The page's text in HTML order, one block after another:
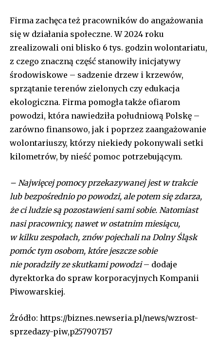
Firma zachęca też pracowników do angażowania
się w działania społeczne. W 2024 roku
zrealizowali oni blisko 6 tys. godzin wolontariatu,
z czego znaczną część stanowiły inicjatywy
środowiskowe – sadzenie drzew i krzewów,
sprzątanie terenów zielonych czy edukacja
ekologiczna. Firma pomogła także ofiarom
powodzi, która nawiedziła południową Polskę –
zarówno finansowo, jak i poprzez zaangażowanie
wolontariuszy, którzy niekiedy pokonywali setki
kilometrów, by nieść pomoc potrzebującym.
– Najwięcej pomocy przekazywanej jest w trakcie
lub bezpośrednio po powodzi, ale potem sięzdarza,
że ci ludzie są pozostawieni sami sobie. Natomiast
nasi pracownicy, nawet w ostatnim miesiącu,
w kilku zespołach, znów pojechali na Dolny Śląsk
pomóc tym osobom, które jeszcze sobie
nie poradziły ze skutkami powodzi– dodaje
dyrektorka do spraw korporacyjnych Kompanii
Piwowarskiej.
Źródło: https://biznes.newseria.pl/news/wzrost-
sprzedazy-piw,p257907157